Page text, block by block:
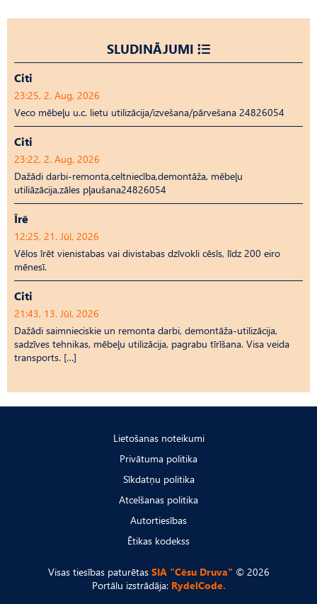
SLUDINĀJUMI
Citi
23:25, 2. Aug, 2026
Veco mēbeļu u.c. lietu utilizācija/izvešana/pārvešana 24826054
Citi
23:22, 2. Aug, 2026
Dažādi darbi-remonta,celtniecība,demontāža, mēbeļu
utiliāzācija,zāles pļaušana24826054
Īrē
12:25, 21. Jūl, 2026
Vēlos īrēt vienistabas vai divistabas dzīvokli cēsīs, līdz 200 eiro
mēnesī.
Citi
21:43, 13. Jūl, 2026
Dažādi saimnieciskie un remonta darbi, demontāža-utilizācija,
sadzīves tehnikas, mēbeļu utilizācija, pagrabu tīrīšana. Visa veida
transports. […]
Lietošanas noteikumi
Privātuma politika
Sīkdatņu politika
Atcelšanas politika
Autortiesības
Ētikas kodekss
Visas tiesības paturētas SIA "Cēsu Druva" © 2026
Portālu izstrādāja: RydelCode.